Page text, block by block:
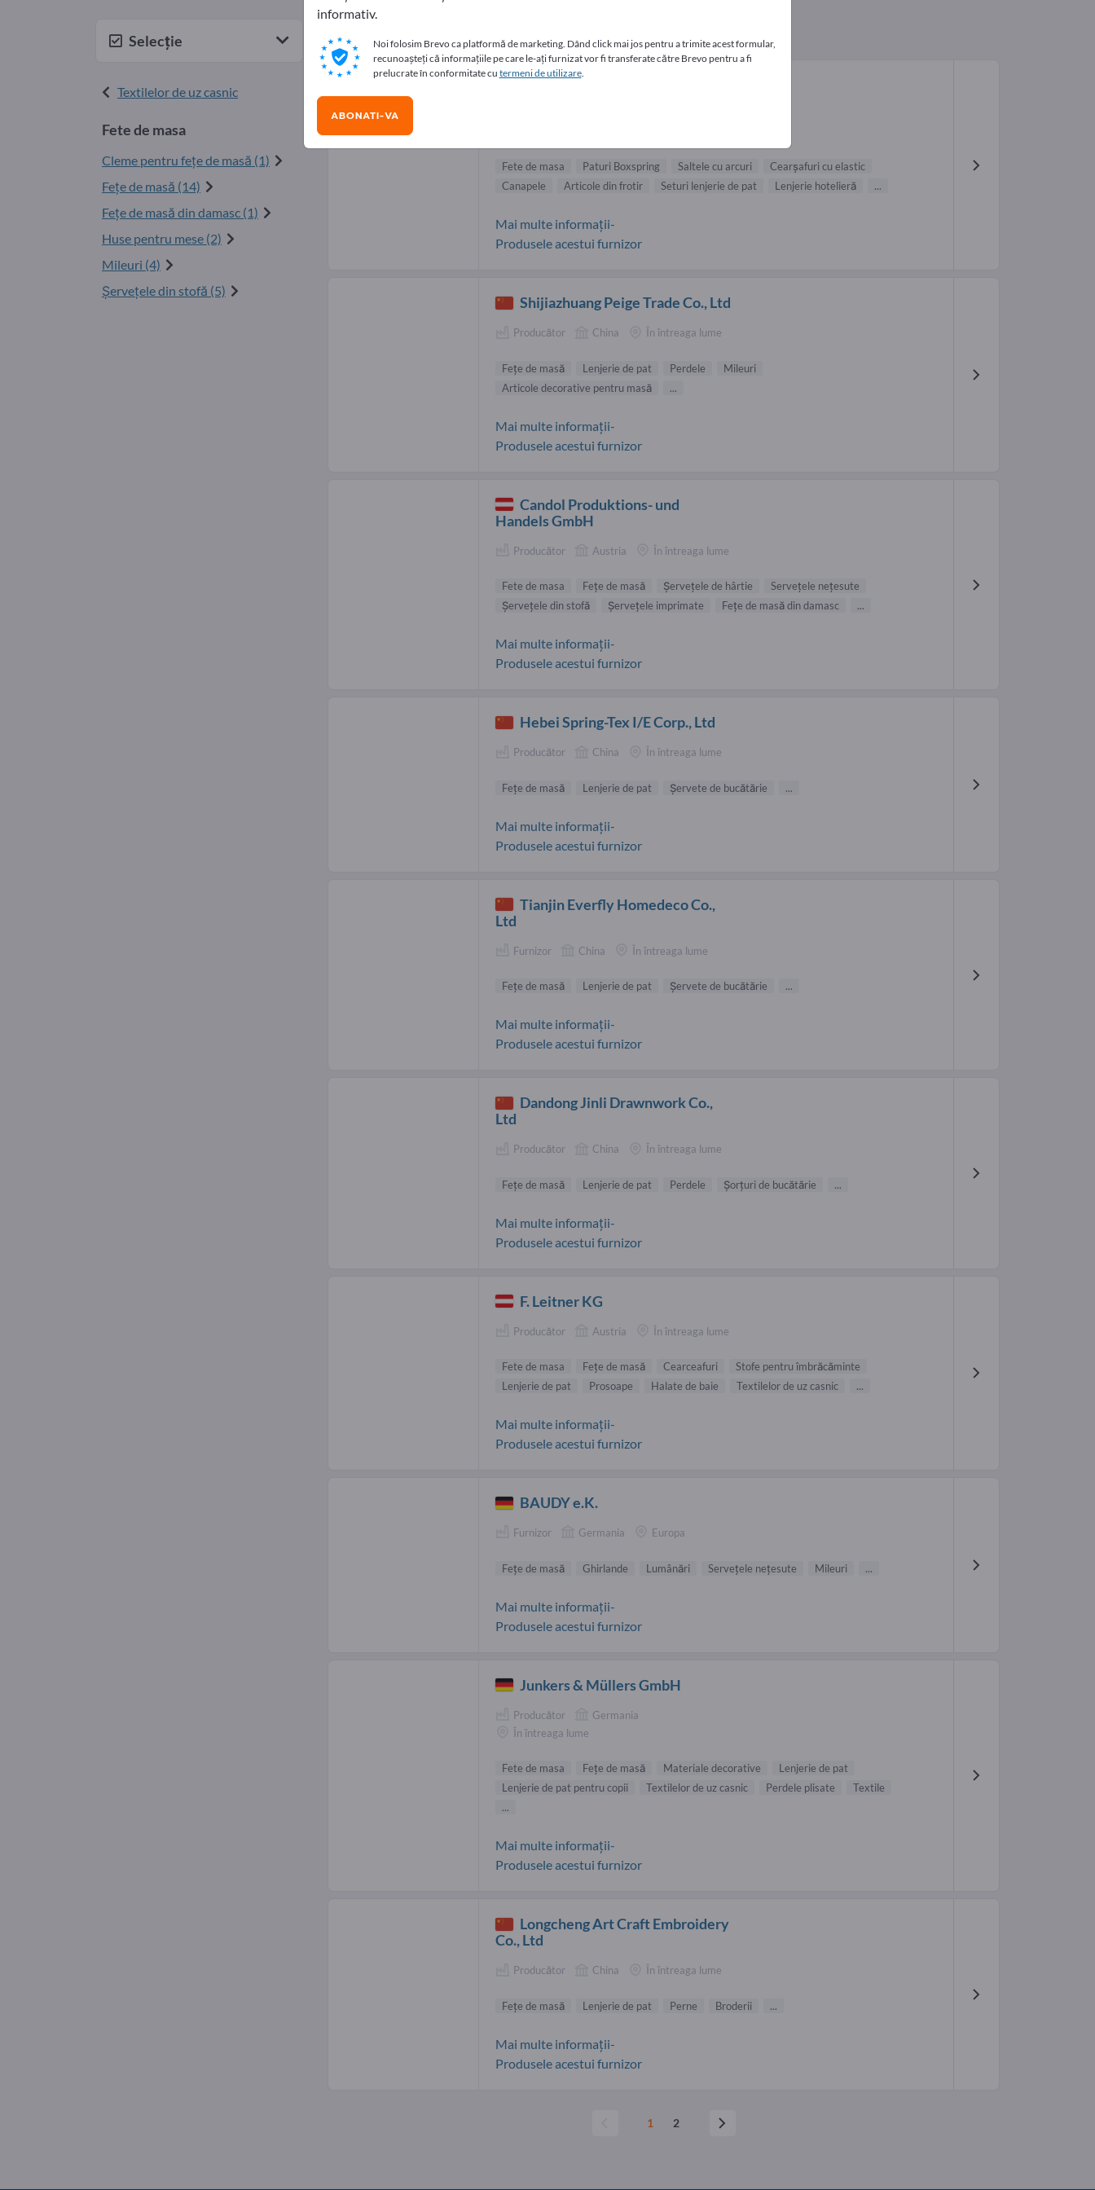
Selecție
Textilelor de uz casnic
Fete de masa
Cleme pentru feţe de masă (1)
Feţe de masă (14)
Fețe de masă din damasc (1)
Huse pentru mese (2)
Mileuri (4)
Şerveţele din stofă (5)
Furnizori Fete de masa (20)
Fete de masa Paturi Boxspring Saltele cu arcuri
Cearșafuri cu elastic
Canapele
Articole din frotir Seturi lenjerie de pat Lenjerie hotelieră ...
Mai multe informații-
Produsele acestui furnizor
Shijiazhuang Peige Trade Co., Ltd
Producător China În întreaga lume
Feţe de masă Lenjerie de pat Perdele
Mileuri
Articole decorative pentru masă
...
Mai multe informații-
Produsele acestui furnizor
Candol Produktions- und
Handels GmbH
Producător Austria În întreaga lume
Fete de masa Feţe de masă Şerveţele de hârtie
Servețele nețesute
Şerveţele din stofă
Şerveţele imprimate Fețe de masă din damasc ...
Mai multe informații-
Produsele acestui furnizor
Hebei Spring-Tex I/E Corp., Ltd
Producător China În întreaga lume
Feţe de masă Lenjerie de pat Şervete de bucătărie ...
Mai multe informații-
Produsele acestui furnizor
Tianjin Everfly Homedeco Co.,
Ltd
Furnizor China În întreaga lume
Feţe de masă Lenjerie de pat Şervete de bucătărie ...
Mai multe informații-
Produsele acestui furnizor
Dandong Jinli Drawnwork Co.,
Ltd
Producător China În întreaga lume
Feţe de masă Lenjerie de pat Perdele Şorţuri de bucătărie ...
Mai multe informații-
Produsele acestui furnizor
F. Leitner KG
Producător Austria În întreaga lume
Fete de masa Feţe de masă Cearceafuri
Stofe pentru îmbrăcăminte
Lenjerie de pat
Prosoape Halate de baie Textilelor de uz casnic ...
Mai multe informații-
Produsele acestui furnizor
BAUDY e.K.
Furnizor Germania Europa
Feţe de masă Ghirlande Lumânări Servețele nețesute Mileuri ...
Mai multe informații-
Produsele acestui furnizor
Junkers & Müllers GmbH
Producător
Germania
În întreaga lume
Fete de masa Feţe de masă Materiale decorative
Lenjerie de pat
Lenjerie de pat pentru copii
Textilelor de uz casnic Perdele plisate
Textile
...
Mai multe informații-
Produsele acestui furnizor
Longcheng Art Craft Embroidery
Co., Ltd
Producător China În întreaga lume
Feţe de masă Lenjerie de pat Perne Broderii ...
Mai multe informații-
Produsele acestui furnizor
1 2
informativ.
Noi folosim Brevo ca platformă de marketing. Dând click mai jos pentru a trimite acest formular,
recunoașteți că informațiile pe care le-ați furnizat vor fi transferate către Brevo pentru a fi
prelucrate în conformitate cu termeni de utilizare.
ABONATI-VA